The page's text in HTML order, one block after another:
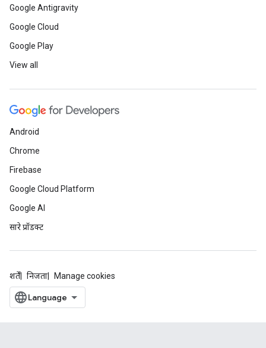
Google Antigravity
Google Cloud
Google Play
View all
Android
Chrome
Firebase
Google Cloud Platform
Google AI
सारे प्रॉडक्ट
शर्तें निजता Manage cookies